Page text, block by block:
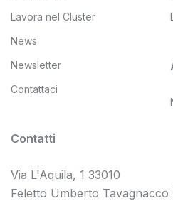
Lavora nel Cluster
News
Newsletter
Contattaci
Contatti
Via L'Aquila, 1 33010
Feletto Umberto Tavagnacco